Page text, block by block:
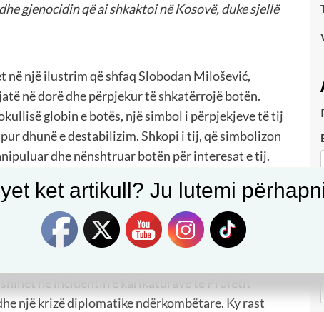
gjenocidin që ai shkaktoi në Kosovë, duke sjellë
në një ilustrim që shfaq Slobodan Milošević,
në dorë dhe përpjekur të shkatërrojë botën.
globin e botës, një simbol i përpjekjeve të tij
dhunë e destabilizim. Shkopi i tij, që simbolizon
dhe nënshtruar botën për interesat e tij.
në një gjendje krize, duke simbolizuar
të tij.
pasoja të mëdha. Ajo është një mjet kritik që
shoqërore dhe përballjeve politike. Një
në incidentin e karikaturave të Profetit
një krizë diplomatike ndërkombëtare. Ky rast
ket artikull? Ju lutemi